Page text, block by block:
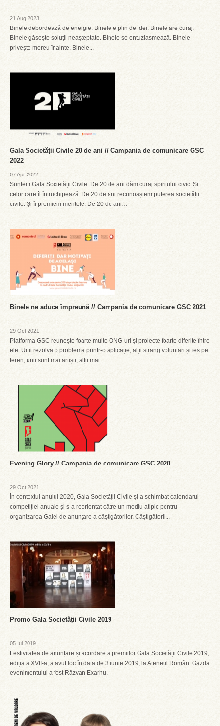
21 Aug 2023
Binele debordează de energie. Binele e plin de idei. Binele are curaj.
Binele găsește soluții neașteptate. Binele se entuziasmează. Binele
privește mereu înainte. Binele...
Gala Societății Civile 20 de ani // Campania de comunicare GSC
2022
07 Apr 2022
Suntem Gala Societății Civile. De 20 de ani dăm curaj spiritului civic. Și
celor care îl întruchipează. De 20 de ani recunoaștem puterea societății
civile. Și îi premiem meritele. De 20 de ani…
Binele ne aduce împreună // Campania de comunicare GSC 2021
29 Oct 2021
Platforma GSC reunește foarte multe ONG-uri și proiecte foarte diferite între
ele. Unii rezolvă o problemă printr-o aplicație, alții strâng voluntari și ies pe
teren, unii sunt mai artiști, alții mai...
Evening Glory // Campania de comunicare GSC 2020
29 Oct 2021
În contextul anului 2020, Gala Societății Civile și-a schimbat calendarul
competiției anuale și s-a reorientat către un mediu atipic pentru
organizarea Galei de anunțare a câștigătorilor. Câștigătorii...
Promo Gala Societății Civile 2019
05 Iul 2019
Festivitatea de anunțare și acordare a premiilor Gala Societății Civile 2019,
ediția a XVII-a, a avut loc în data de 3 iunie 2019, la Ateneul Român. Gazda
evenimentului a fost Răzvan Exarhu.